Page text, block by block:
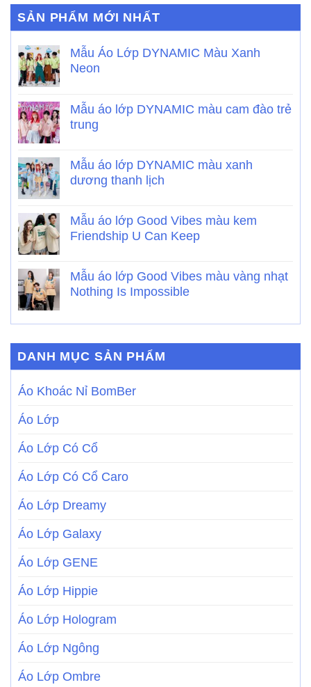
SẢN PHẨM MỚI NHẤT
Mẫu Áo Lớp DYNAMIC Màu Xanh
Neon
Mẫu áo lớp DYNAMIC màu cam đào trẻ
trung
Mẫu áo lớp DYNAMIC màu xanh
dương thanh lịch
Mẫu áo lớp Good Vibes màu kem
Friendship U Can Keep
Mẫu áo lớp Good Vibes màu vàng nhạt
Nothing Is Impossible
DANH MỤC SẢN PHẨM
Áo Khoác Nỉ BomBer
Áo Lớp
Áo Lớp Có Cổ
Áo Lớp Có Cổ Caro
Áo Lớp Dreamy
Áo Lớp Galaxy
Áo Lớp GENE
Áo Lớp Hippie
Áo Lớp Hologram
Áo Lớp Ngông
Áo Lớp Ombre